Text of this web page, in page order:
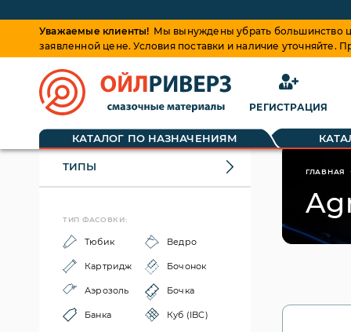
Уважаемые клиенты! Мы вынуждены убрать большинство
заявленной цене. Условия поставки и наличие
РЕГИСТРАЦИЯ
КАТАЛОГ ПО НАЗНАЧЕНИЯМ
ТИПЫ
ТИП ФАСОВКИ:
Тюбик Ведро
Картридж Бочонок
Аэрозоль Бочка
Банка Куб (IBC)
ГЛАВНАЯ